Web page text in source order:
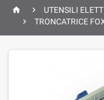
  UTENSILI

TRONCATRICE